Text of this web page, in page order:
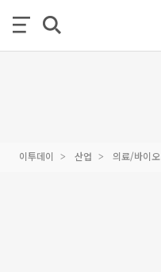
이투데이 산업 의료/바이오